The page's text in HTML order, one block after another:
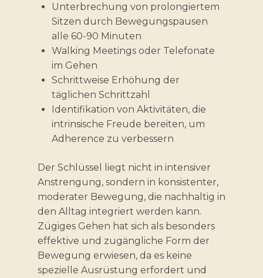
Unterbrechung von prolongiertem
Sitzen durch Bewegungspausen
alle 60-90 Minuten
Walking Meetings oder Telefonate
im Gehen
Schrittweise Erhöhung der
täglichen Schrittzahl
Identifikation von Aktivitäten, die
intrinsische Freude bereiten, um
Adherence zu verbessern
Der Schlüssel liegt nicht in intensiver
Anstrengung, sondern in konsistenter,
moderater Bewegung, die nachhaltig in
den Alltag integriert werden kann.
Zügiges Gehen hat sich als besonders
effektive und zugängliche Form der
Bewegung erwiesen, da es keine
spezielle Ausrüstung erfordert und